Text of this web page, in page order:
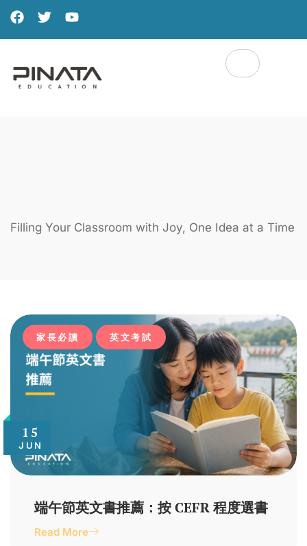
Filling Your Classroom with Joy, One Idea at a Time
15
JUN
家長必讀 英文考試
端午節英文書推薦：按 CEFR 程度選書
Read More